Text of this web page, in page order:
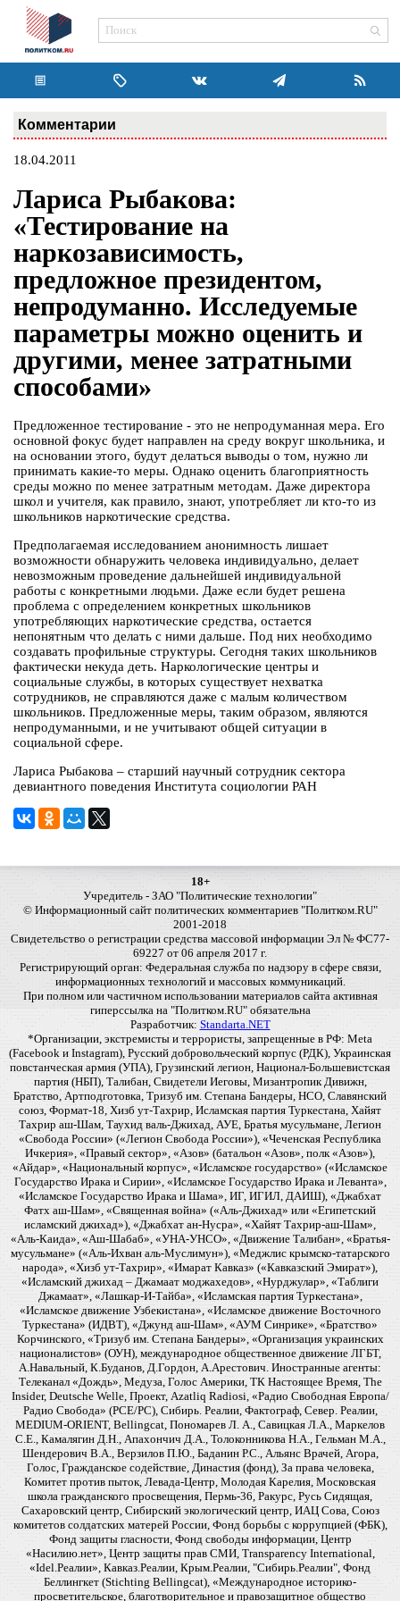
Комментарии
18.04.2011
Лариса Рыбакова:
«Тестирование на
наркозависимость,
предложное президентом,
непродуманно. Исследуемые
параметры можно оценить и
другими, менее затратными
способами»
Предложенное тестирование - это не непродуманная мера. Его
основной фокус будет направлен на среду вокруг школьника, и
на основании этого, будут делаться выводы о том, нужно ли
принимать какие-то меры. Однако оценить благоприятность
среды можно по менее затратным методам. Даже директора
школ и учителя, как правило, знают, употребляет ли кто-то из
школьников наркотические средства.
Предполагаемая исследованием анонимность лишает
возможности обнаружить человека индивидуально, делает
невозможным проведение дальнейшей индивидуальной
работы с конкретными людьми. Даже если будет решена
проблема с определением конкретных школьников
употребляющих наркотические средства, остается
непонятным что делать с ними дальше. Под них необходимо
создавать профильные структуры. Сегодня таких школьников
фактически некуда деть. Наркологические центры и
социальные службы, в которых существует нехватка
сотрудников, не справляются даже с малым количеством
школьников. Предложенные меры, таким образом, являются
непродуманными, и не учитывают общей ситуации в
социальной сфере.
Лариса Рыбакова – старший научный сотрудник сектора
девиантного поведения Института социологии РАН
18+
Учредитель - ЗАО "Политические технологии"
© Информационный сайт политических комментариев "Политком.RU"
2001-2018
Свидетельство о регистрации средства массовой информации Эл № ФС77-
69227 от 06 апреля 2017 г.
Регистрирующий орган: Федеральная служба по надзору в сфере связи,
информационных технологий и массовых коммуникаций.
При полном или частичном использовании материалов сайта активная
гиперссылка на "Политком.RU" обязательна
Разработчик: Standarta.NET
*Организации, экстремисты и террористы, запрещенные в РФ: Meta
(Facebook и Instagram), Русский добровольческий корпус (РДК), Украинская
повстанческая армия (УПА), Грузинский легион, Национал-Большевистская
партия (НБП), Талибан, Свидетели Иеговы, Мизантропик Дивижн,
Братство, Артподготовка, Тризуб им. Степана Бандеры, НСО, Славянский
союз, Формат-18, Хизб ут-Тахрир, Исламская партия Туркестана, Хайят
Тахрир аш-Шам, Таухид валь-Джихад, АУЕ, Братья мусульмане, Легион
«Свобода России» («Легион Свобода России»), «Чеченская Республика
Ичкерия», «Правый сектор», «Азов» (батальон «Азов», полк «Азов»),
«Айдар», «Национальный корпус», «Исламское государство» («Исламское
Государство Ирака и Сирии», «Исламское Государство Ирака и Леванта»,
«Исламское Государство Ирака и Шама», ИГ, ИГИЛ, ДАИШ), «Джабхат
Фатх аш-Шам», «Священная война» («Аль-Джихад» или «Египетский
исламский джихад»), «Джабхат ан-Нусра», «Хайят Тахрир-аш-Шам»,
«Аль-Каида», «Аш-Шабаб», «УНА-УНСО», «Движение Талибан», «Братья-
мусульмане» («Аль-Ихван аль-Муслимун»), «Меджлис крымско-татарского
народа», «Хизб ут-Тахрир», «Имарат Кавказ» («Кавказский Эмират»),
«Исламский джихад – Джамаат моджахедов», «Нурджулар», «Таблиги
Джамаат», «Лашкар-И-Тайба», «Исламская партия Туркестана»,
«Исламское движение Узбекистана», «Исламское движение Восточного
Туркестана» (ИДВТ), «Джунд аш-Шам», «АУМ Синрике», «Братство»
Корчинского, «Тризуб им. Степана Бандеры», «Организация украинских
националистов» (ОУН), международное общественное движение ЛГБТ,
А.Навальный, К.Буданов, Д.Гордон, А.Арестович. Иностранные агенты:
Телеканал «Дождь», Медуза, Голос Америки, ТК Настоящее Время, The
Insider, Deutsche Welle, Проект, Azatliq Radiosi, «Радио Свободная Европа/
Радио Свобода» (PCE/PC), Сибирь. Реалии, Фактограф, Север. Реалии,
MEDIUM-ORIENT, Bellingcat, Пономарев Л. А., Савицкая Л.А., Маркелов
С.Е., Камалягин Д.Н., Апахончич Д.А., Толоконникова Н.А., Гельман М.А.,
Шендерович В.А., Верзилов П.Ю., Баданин Р.С., Альянс Врачей, Агора,
Голос, Гражданское содействие, Династия (фонд), За права человека,
Комитет против пыток, Левада-Центр, Молодая Карелия, Московская
школа гражданского просвещения, Пермь-36, Ракурс, Русь Сидящая,
Сахаровский центр, Сибирский экологический центр, ИАЦ Сова, Союз
комитетов солдатских матерей России, Фонд борьбы с коррупцией (ФБК),
Фонд защиты гласности, Фонд свободы информации, Центр
«Насилию.нет», Центр защиты прав СМИ, Transparency International,
«Idel.Реалии», Кавказ.Реалии, Крым.Реалии, "Сибирь.Реалии", Фонд
Беллингкет (Stichting Bellingcat), «Международное историко-
просветительское, благотворительное и правозащитное общество